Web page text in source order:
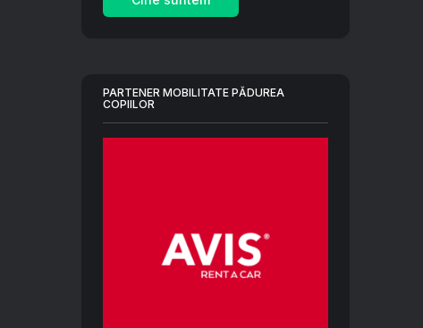
PARTENER MOBILITATE PĂDUREA
COPIILOR